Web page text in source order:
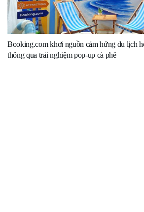
Booking.com khơi nguồn cảm hứng du lịch
thông qua trải nghiệm pop-up cà phê